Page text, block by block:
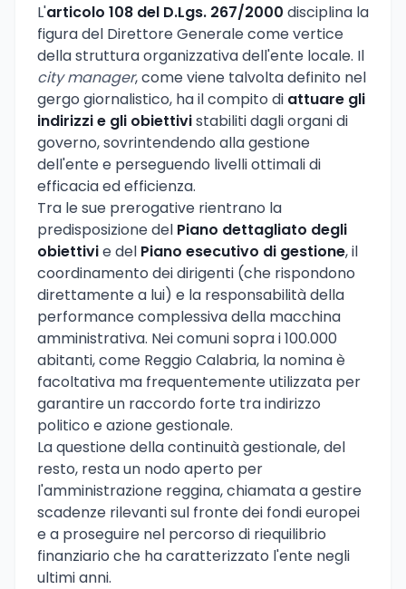
L'articolo 108 del D.Lgs. 267/2000 disciplina la
figura del Direttore Generale come vertice
della struttura organizzativa dell'ente locale. Il
city manager, come viene talvolta definito nel
gergo giornalistico, ha il compito di attuare gli
indirizzi e gli obiettivistabiliti dagli organi di
governo, sovrintendendo alla gestione
dell'ente e perseguendo livelli ottimali di
efficacia ed efficienza.
Tra le sue prerogative rientrano la
predisposizione del Piano dettagliato degli
obiettivie del Piano esecutivo di gestione, il
coordinamento dei dirigenti (che rispondono
direttamente a lui) e la responsabilità della
performance complessiva della macchina
amministrativa. Nei comuni sopra i 100.000
abitanti, come Reggio Calabria, la nomina è
facoltativa ma frequentemente utilizzata per
garantire un raccordo forte tra indirizzo
politico e azione gestionale.
La questione della continuità gestionale, del
resto, resta un nodo aperto per
l'amministrazione reggina, chiamata a gestire
scadenze rilevanti sul fronte dei fondi europei
e a proseguire nel percorso di riequilibrio
finanziario che ha caratterizzato l'ente negli
ultimi anni.